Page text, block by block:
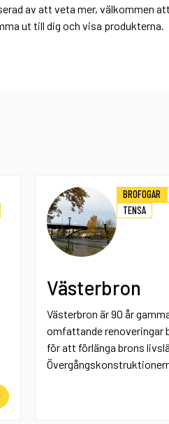
av att veta mer, välkommen
ut till dig och visa produkterna.
BROFOGAR
TENSA
Västerbron
Västerbron är 90 år
omfattande renoveringar
för att förlänga brons